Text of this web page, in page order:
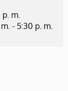
p. m.
- 5:30 p. m.